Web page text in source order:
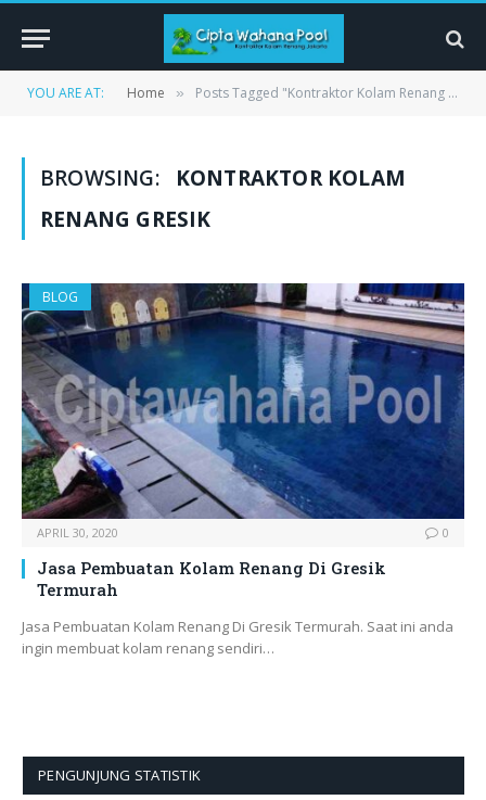
YOU ARE AT: Home » Posts Tagged "Kontraktor Kolam Renang Gresik"
BROWSING:
KONTRAKTOR KOLAM
RENANG GRESIK
BLOG
APRIL 30, 2020 0
Jasa Pembuatan Kolam Renang Di Gresik
Termurah
Jasa Pembuatan Kolam Renang Di Gresik Termurah. Saat ini anda
ingin membuat kolam renang sendiri…
PENGUNJUNG STATISTIK